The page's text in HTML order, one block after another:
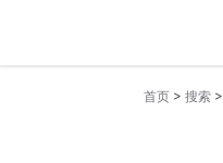
首页 > 搜索 >